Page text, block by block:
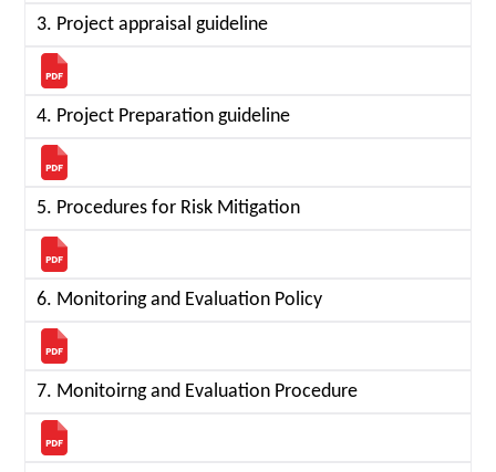
3. Project appraisal guideline
4. Project Preparation guideline
5. Procedures for Risk Mitigation
6. Monitoring and Evaluation Policy
7. Monitoirng and Evaluation Procedure